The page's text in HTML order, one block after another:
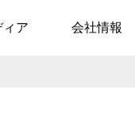
ィア 会社情報